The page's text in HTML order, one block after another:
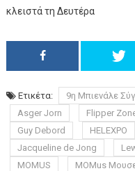
κλειστά τη Δευτέρα
Ετικέτα:
9η Μπιενάλε
Asger Jorn
Flipper
Guy Debord
HELEXPO
Jacqueline de Jong
MOMUS
MOMus